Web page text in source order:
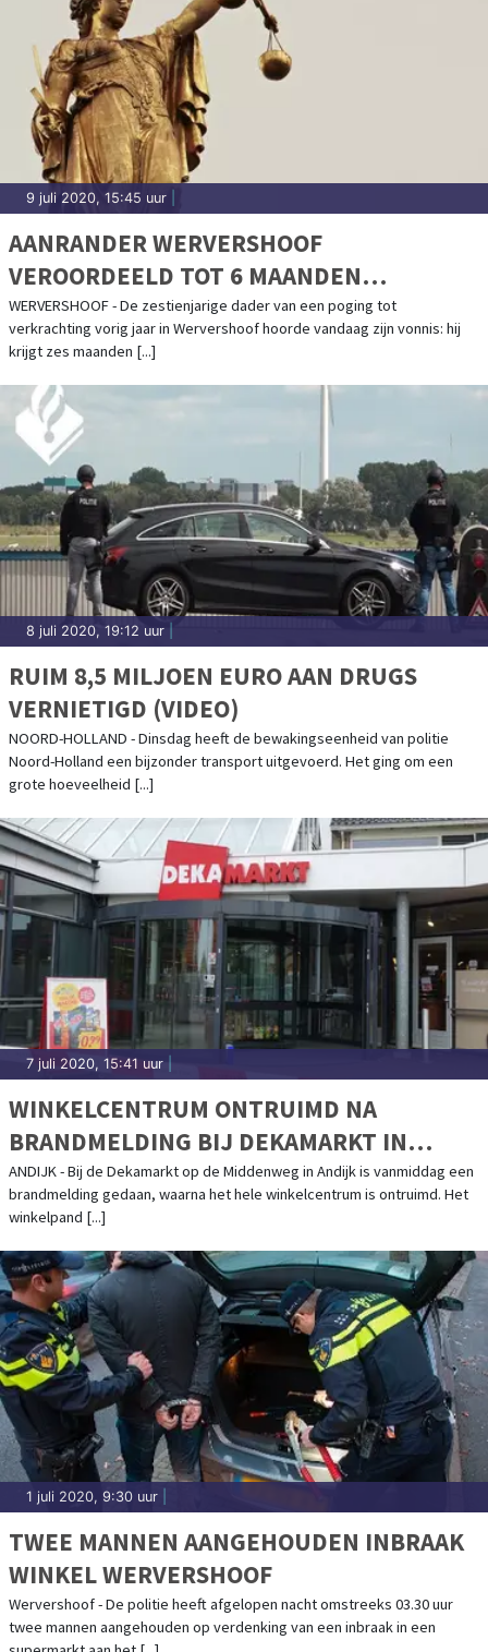
9 juli 2020, 15:45 uur
AANRANDER WERVERSHOOF
VEROORDEELD TOT 6 MAANDEN
JEUGDDETENTIE EN JEUGD-TBS
WERVERSHOOF - De zestienjarige dader van een poging tot
verkrachting vorig jaar in Wervershoof hoorde vandaag zijn vonnis: hij
krijgt zes maanden [...]
8 juli 2020, 19:12 uur
RUIM 8,5 MILJOEN EURO AAN DRUGS
VERNIETIGD (VIDEO)
NOORD-HOLLAND - Dinsdag heeft de bewakingseenheid van politie
Noord-Holland een bijzonder transport uitgevoerd. Het ging om een
grote hoeveelheid [...]
7 juli 2020, 15:41 uur
WINKELCENTRUM ONTRUIMD NA
BRANDMELDING BIJ DEKAMARKT IN
ANDIJK
ANDIJK - Bij de Dekamarkt op de Middenweg in Andijk is vanmiddag een
brandmelding gedaan, waarna het hele winkelcentrum is ontruimd. Het
winkelpand [...]
1 juli 2020, 9:30 uur
TWEE MANNEN AANGEHOUDEN INBRAAK
WINKEL WERVERSHOOF
Wervershoof - De politie heeft afgelopen nacht omstreeks 03.30 uur
twee mannen aangehouden op verdenking van een inbraak in een